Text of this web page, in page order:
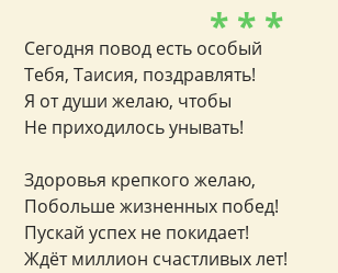
* * *
Сегодня повод есть особый
Тебя, Таисия, поздравлять!
Я от души желаю, чтобы
Не приходилось унывать!
Здоровья крепкого желаю,
Побольше жизненных побед!
Пускай успех не покидает!
Ждёт миллион счастливых лет!